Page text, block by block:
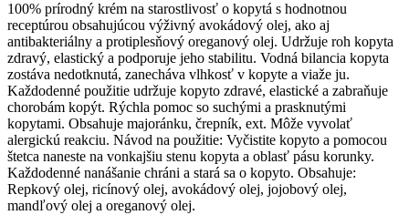
100% prírodný krém na starostlivosť o kopytá s hodnotnou
receptúrou obsahujúcou výživný avokádový olej, ako aj
antibakteriálny a protiplesňový oreganový olej. Udržuje roh kopyta
zdravý, elastický a podporuje jeho stabilitu. Vodná bilancia kopyta
zostáva nedotknutá, zanecháva vlhkosť v kopyte a viaže ju.
Každodenné použitie udržuje kopyto zdravé, elastické a zabraňuje
chorobám kopýt. Rýchla pomoc so suchými a prasknutými
kopytami. Obsahuje majoránku, črepník, ext. Môže vyvolať
alergickú reakciu. Návod na použitie: Vyčistite kopyto a pomocou
štetca naneste na vonkajšiu stenu kopyta a oblasť pásu korunky.
Každodenné nanášanie chráni a stará sa o kopyto. Obsahuje:
Repkový olej, ricínový olej, avokádový olej, jojobový olej,
mandľový olej a oreganový olej.